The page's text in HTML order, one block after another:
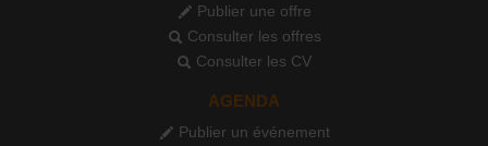
Publier une offre
Consulter les offres
Consulter les CV
AGENDA
Publier un événement